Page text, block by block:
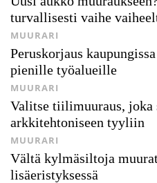
turvallisesti vaihe
Peruskorjaus
pienille työalueille
MUURARI
Valitse tiilimuuraus, joka
arkkitehtoniseen tyyliin
MUURARI
Vältä kylmäsiltoja
lisäeristyksessä
MUURARI